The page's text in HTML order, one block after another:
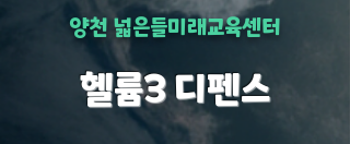
양천 넓은들미래교육센터
헬륨3 디펜스